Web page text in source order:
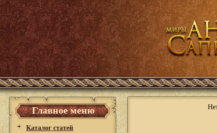
Главное меню
Каталог статей